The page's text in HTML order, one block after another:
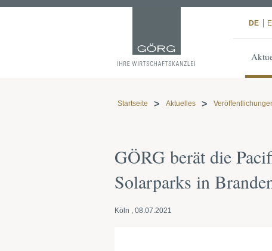
DE
Startseite Aktuelles
GÖRG berät die
Solarparks in
Köln , 08.07.2021